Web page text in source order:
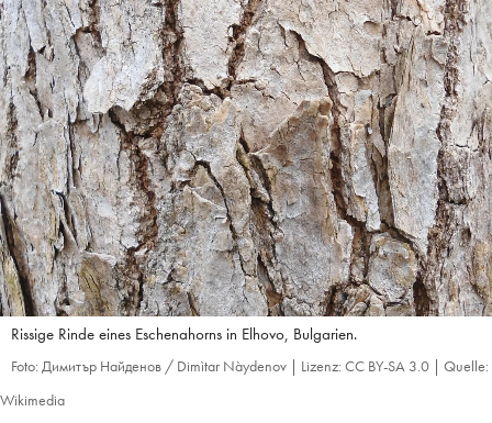
Rissige Rinde eines Eschenahorns in Elhovo, Bulgarien.
Foto: Димитър Найденов / Dimìtar Nàydenov | Lizenz: CC BY-SA 3.0 | Quelle:
Wikimedia